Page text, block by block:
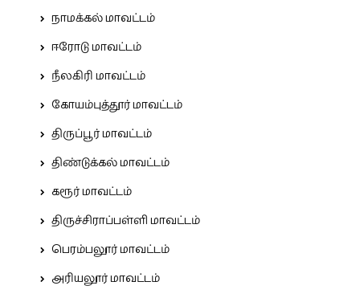
நாமக்கல் மாவட்டம்
ஈரோடு மாவட்டம்
நீலகிரி மாவட்டம்
கோயம்புத்தூர் மாவட்டம்
திருப்பூர் மாவட்டம்
திண்டுக்கல் மாவட்டம்
கரூர் மாவட்டம்
திருச்சிராப்பள்ளி மாவட்டம்
பெரம்பலூர் மாவட்டம்
அரியலூர் மாவட்டம்